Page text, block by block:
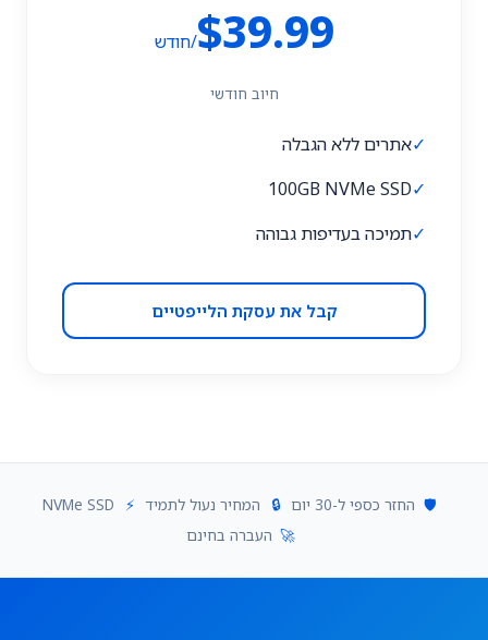
$39.99/חודש
חיוב חודשי
✓אתרים ללא הגבלה
✓
100GB NVMe SSD
✓תמיכה בעדיפות גבוהה
קבל את עסקת הלייפטיים
🛡️ החזר כספי ל-30 יום 🔒 המחיר נעול לתמיד ⚡
NVMe SSD
🚀 העברה בחינם